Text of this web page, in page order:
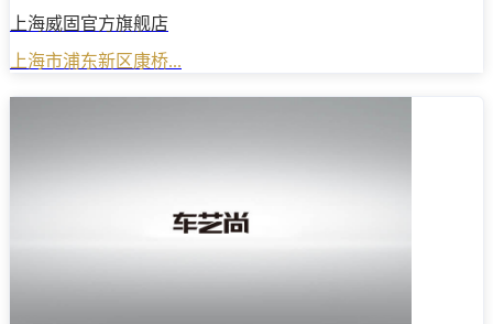
上海威固官方旗舰店
上海市浦东新区康桥...